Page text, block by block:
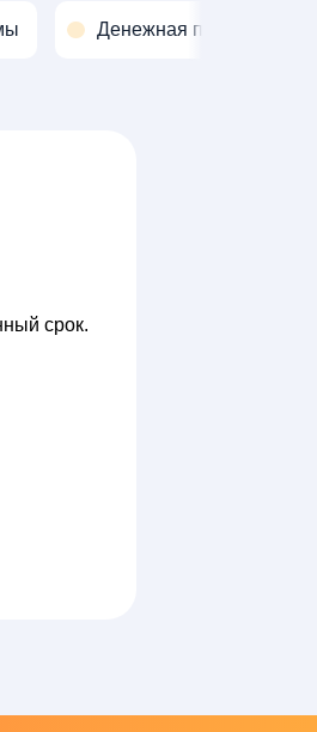
Денежная политика и
срок.